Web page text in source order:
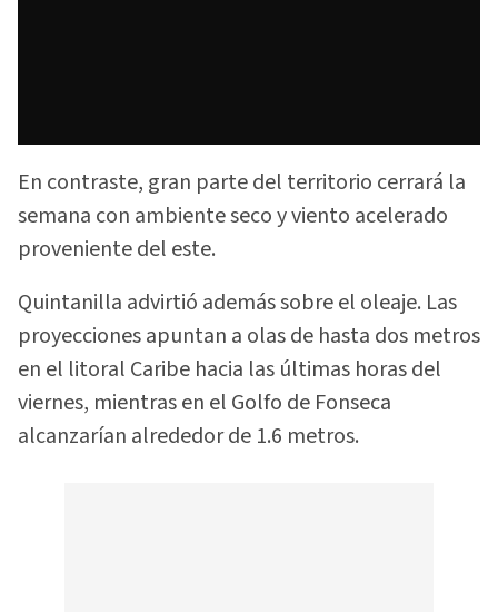
En contraste, gran parte del territorio cerrará la
semana con ambiente seco y viento acelerado
proveniente del este.
Quintanilla advirtió además sobre el oleaje. Las
proyecciones apuntan a olas de hasta dos metros
en el litoral Caribe hacia las últimas horas del
viernes, mientras en el Golfo de Fonseca
alcanzarían alrededor de 1.6 metros.